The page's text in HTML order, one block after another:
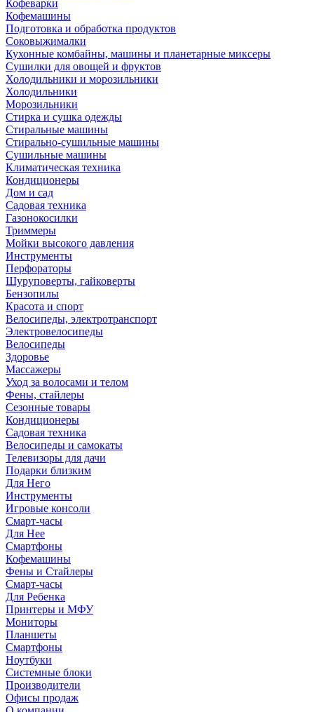
Кофеварки
Кофемашины
Подготовка и обработка продуктов
Соковыжималки
Кухонные комбайны, машины и планетарные миксеры
Сушилки для овощей и фруктов
Холодильники и морозильники
Холодильники
Морозильники
Стирка и сушка одежды
Стиральные машины
Стирально-сушильные машины
Сушильные машины
Климатическая техника
Кондиционеры
Дом и сад
Садовая техника
Газонокосилки
Триммеры
Мойки высокого давления
Инструменты
Перфораторы
Шуруповерты, гайковерты
Бензопилы
Красота и спорт
Велосипеды, электротранспорт
Электровелосипеды
Велосипеды
Здоровье
Массажеры
Уход за волосами и телом
Фены, стайлеры
Сезонные товары
Кондиционеры
Садовая техника
Велосипеды и самокаты
Телевизоры для дачи
Подарки близким
Для Него
Инструменты
Игровые консоли
Смарт-часы
Для Нее
Смартфоны
Кофемашины
Фены и Стайлеры
Смарт-часы
Для Ребенка
Принтеры и МФУ
Мониторы
Планшеты
Смартфоны
Ноутбуки
Системные блоки
Производители
Офисы продаж